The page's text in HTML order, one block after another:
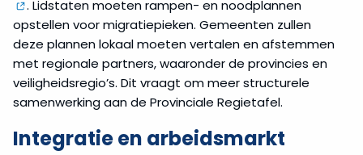
. Lidstaten moeten rampen- en noodplannen
opstellen voor migratiepieken. Gemeenten zullen
deze plannen lokaal moeten vertalen en afstemmen
met regionale partners, waaronder de provincies en
veiligheidsregio’s. Dit vraagt om meer structurele
samenwerking aan de Provinciale Regietafel.
Integratie en arbeidsmarkt